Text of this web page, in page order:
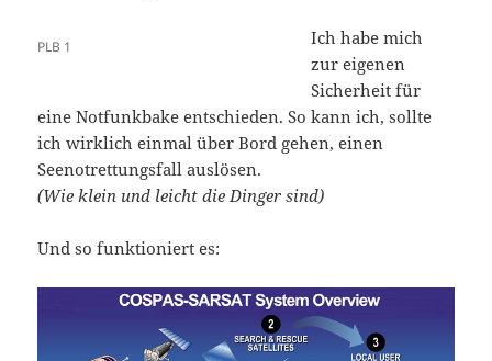
PLB 1
Ich habe mich
zur eigenen
Sicherheit für
eine Notfunkbake entschieden. So kann ich, sollte
ich wirklich einmal über Bord gehen, einen
Seenotrettungsfall auslösen.
(Wie klein und leicht die Dinger sind)
Und so funktioniert es: